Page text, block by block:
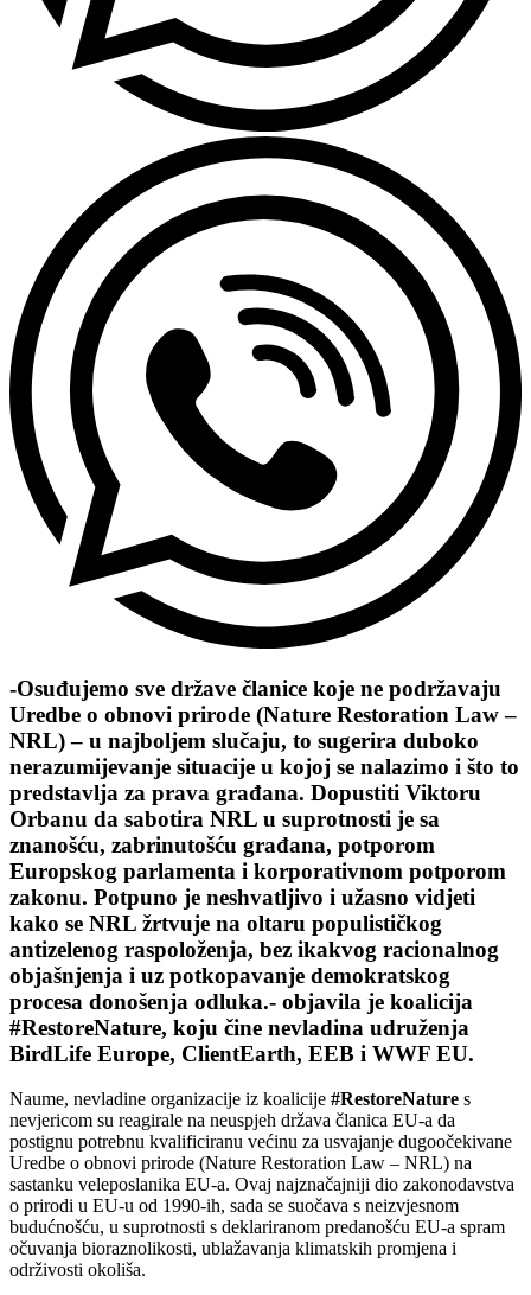
-Osuđujemo sve države članice koje ne podržavaju
Uredbe o obnovi prirode (Nature Restoration Law –
NRL) – u najboljem slučaju, to sugerira duboko
nerazumijevanje situacije u kojoj se nalazimo i što to
predstavlja za prava građana. Dopustiti Viktoru
Orbanu da sabotira NRL u suprotnosti je sa
znanošću, zabrinutošću građana, potporom
Europskog parlamenta i korporativnom potporom
zakonu. Potpuno je neshvatljivo i užasno vidjeti
kako se NRL žrtvuje na oltaru populističkog
antizelenog raspoloženja, bez ikakvog racionalnog
objašnjenja i uz potkopavanje demokratskog
procesa donošenja odluka.- objavila je koalicija
#RestoreNature, koju čine nevladina udruženja
BirdLife Europe, ClientEarth, EEB i WWF EU.
Naume, nevladine organizacije iz koalicije #RestoreNature s
nevjericom su reagirale na neuspjeh država članica EU-a da
postignu potrebnu kvalificiranu većinu za usvajanje dugoočekivane
Uredbe o obnovi prirode (Nature Restoration Law – NRL) na
sastanku veleposlanika EU-a. Ovaj najznačajniji dio zakonodavstva
o prirodi u EU-u od 1990-ih, sada se suočava s neizvjesnom
budućnošću, u suprotnosti s deklariranom predanošću EU-a spram
očuvanja bioraznolikosti, ublažavanja klimatskih promjena i
održivosti okoliša.